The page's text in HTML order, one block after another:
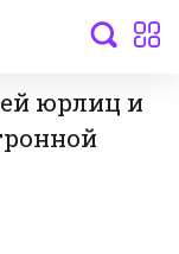
юрлиц и